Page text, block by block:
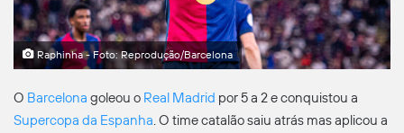
Raphinha - Foto: Reprodução/Barcelona
O Barcelona goleou o Real Madrid por 5 a 2 e conquistou a
Supercopa da Espanha. O time catalão saiu atrás mas aplicou a